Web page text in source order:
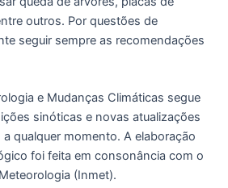
outros. Por questões de
seguir sempre as recomendações
e Mudanças Climáticas segue
sinóticas e novas atualizações
qualquer momento. A elaboração
foi feita em consonância com o
(Inmet).